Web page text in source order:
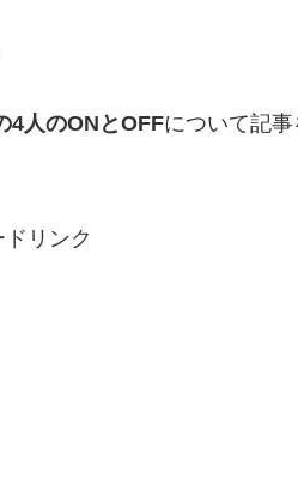
4人のONとOFFについて記
リンク